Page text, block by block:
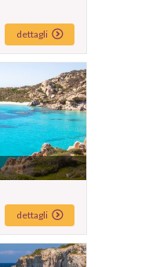
dettagli
dettagli